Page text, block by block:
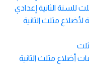
الثانية إعدادي
مثلث الثانية
أضلاع مثلث الثانية